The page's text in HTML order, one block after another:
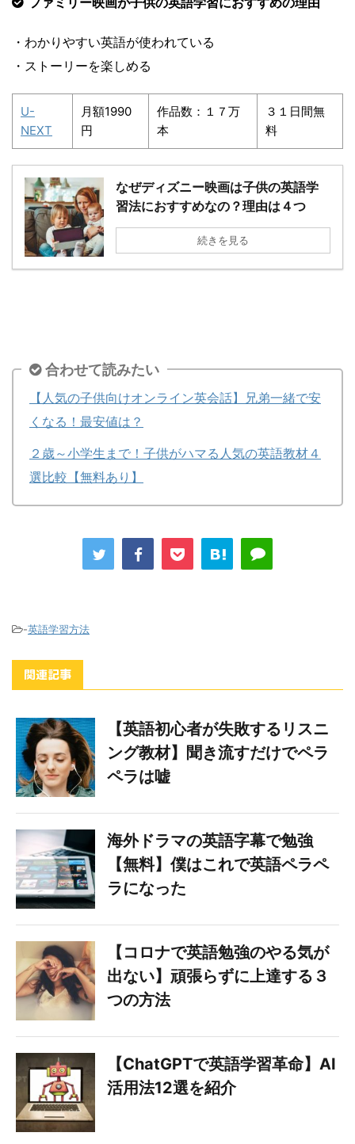
・わかりやすい英語が使われている
・ストーリーを楽しめる
U-
NEXT
月額1990
円
作品数：１７万
本
３１日間無
料
なぜディズニー映画は子供の英語学
習法におすすめなの？理由は４つ
続きを見る
合わせて読みたい
【人気の子供向けオンライン英会話】兄弟一緒で安
くなる！最安値は？
２歳～小学生まで！子供がハマる人気の英語教材４
選比較【無料あり】
-英語学習方法
関連記事
【英語初心者が失敗するリスニ
ング教材】聞き流すだけでペラ
ペラは嘘
海外ドラマの英語字幕で勉強
【無料】僕はこれで英語ペラペ
ラになった
【コロナで英語勉強のやる気が
出ない】頑張らずに上達する３
つの方法
【ChatGPTで英語学習革命】AI
活用法12選を紹介